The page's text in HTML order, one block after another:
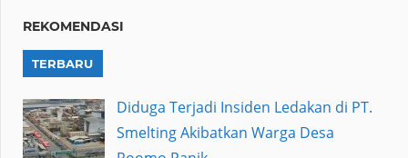
REKOMENDASI
TERBARU
Diduga Terjadi Insiden Ledakan di PT.
Smelting Akibatkan Warga Desa